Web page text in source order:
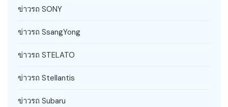
ข่าวรถ SONY
ข่าวรถ SsangYong
ข่าวรถ STELATO
ข่าวรถ Stellantis
ข่าวรถ Subaru